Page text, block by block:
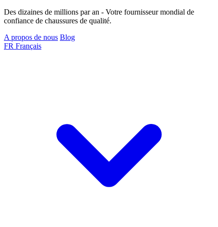
Des dizaines de millions par an - Votre fournisseur mondial de
confiance de chaussures de qualité.
A propos de nous Blog
FR Français